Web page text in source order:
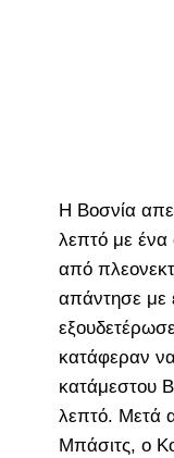
Η Βοσνία
λεπτό με ένα
από
απάντησε με
κατάφεραν
κατάμεστου
λεπτό. Μετά
Μπάσιτς, ο